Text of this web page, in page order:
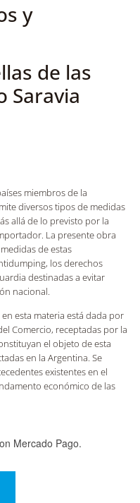
y
de las
Saravia
miembros de la
diversos tipos de medidas
allá de lo previsto por la
La presente obra
de estas
los derechos
destinadas a evitar
nacional.
esta materia está dada por
Comercio, receptadas por la
el objeto de esta
en la Argentina. Se
existentes en el
económico de las
Mercado Pago.